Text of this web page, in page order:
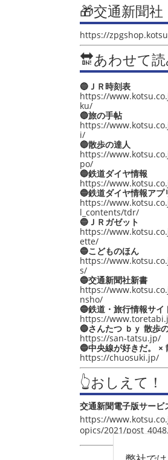
🎁交通新聞
https://
🔛あわせて
🔵ＪＲ時刻表
https://
ku/
🔵旅の手帖
https://
i/
🔵散歩の達人
https://
po/
🔵鉄道ダイヤ情報
https://
🔵鉄道ダイヤ情報アプ
https://
l_contents/tdr/
🔵ＪＲガゼット
https://
ette/
🔵こどものほん
https://
s/
🔵交通新聞社新書
https://
nsho/
🔵鉄道・旅行情報サイ
https://
🔵さんたつ ｂｙ 散歩
https://san-tatsu.jp/
🔵中央線が好きだ。 ×
https://chuosuki.jp/
👆おしえて
交通新聞電子版サービ
https://
opics/2021/